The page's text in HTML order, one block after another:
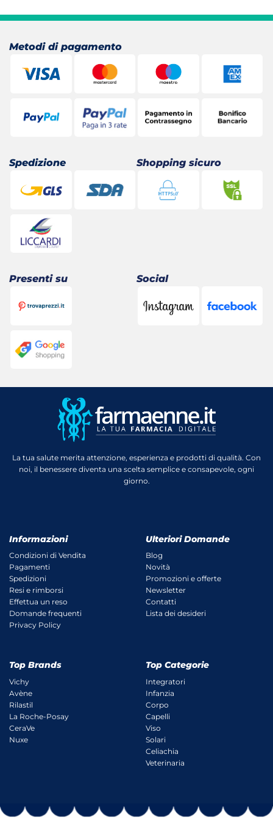
29,90 €.26,15 €.
Metodi di pagamento
Spedizione Shopping sicuro
Presenti su Social
La tua salute merita attenzione, esperienza e prodotti di qualità. Con
noi, il benessere diventa una scelta semplice e consapevole, ogni
giorno.
Informazioni
Condizioni di Vendita
Pagamenti
Spedizioni
Resi e rimborsi
Effettua un reso
Domande frequenti
Privacy Policy
Ulteriori Domande
Blog
Novità
Promozioni e offerte
Newsletter
Contatti
Lista dei desideri
Top Brands
Vichy
Avène
Rilastil
La Roche-Posay
CeraVe
Nuxe
Top Categorie
Integratori
Infanzia
Corpo
Capelli
Viso
Solari
Celiachia
Veterinaria